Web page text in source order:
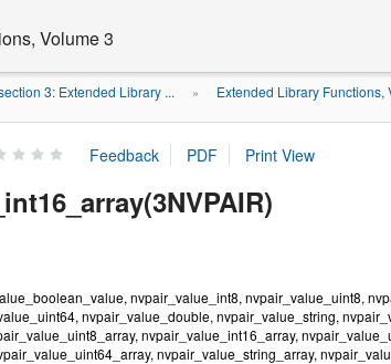
Volume 3
3: Extended Library ... » Extended Library Functions,
nvpair_value_int8, nvpair_value_uint8,
nvpair_value_double, nvpair_value_string,
nvpair_value_int16_array,
nvpair_value_string_array,